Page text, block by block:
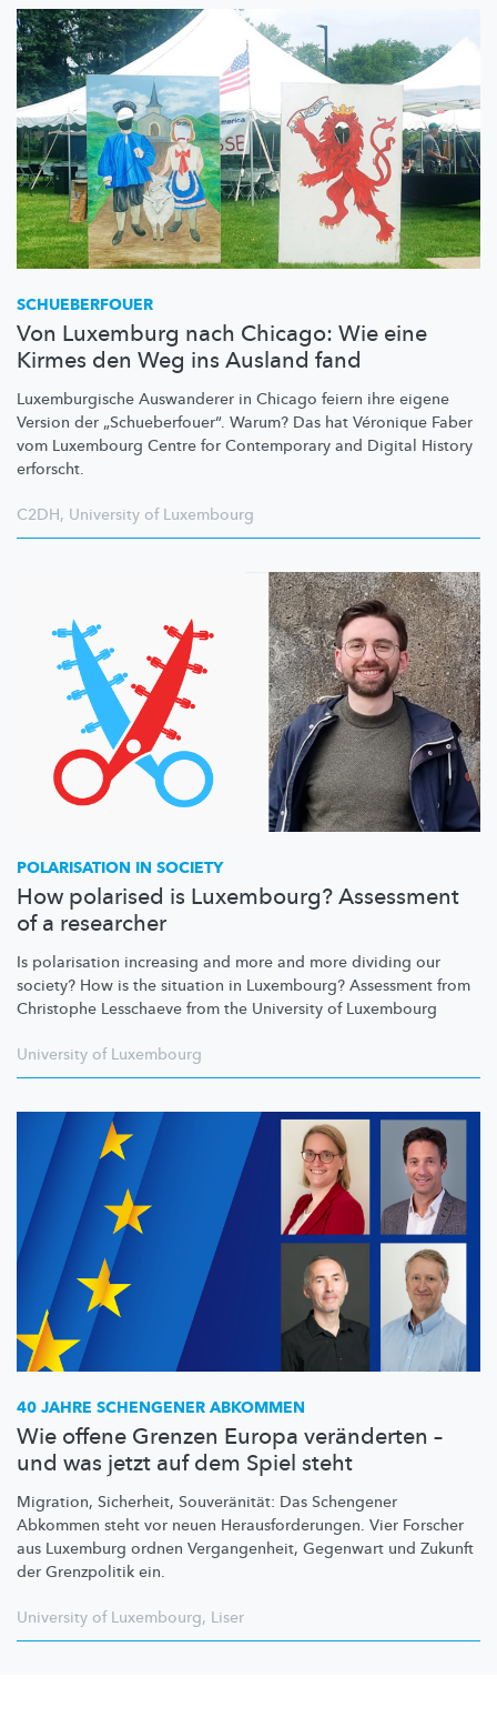
SCHUEBERFOUER
Von Luxemburg nach Chicago: Wie eine
Kirmes den Weg ins Ausland fand
Luxemburgische Auswanderer in Chicago feiern ihre eigene
Version der „Schueberfouer“. Warum? Das hat Véronique Faber
vom Luxembourg Centre for Contemporary and Digital History
erforscht.
C2DH, University of Luxembourg
POLARISATION IN SOCIETY
How polarised is Luxembourg? Assessment
of a researcher
Is polarisation increasing and more and more dividing our
society? How is the situation in Luxembourg? Assessment from
Christophe Lesschaeve from the University of Luxembourg
University of Luxembourg
40 JAHRE SCHENGENER ABKOMMEN
Wie offene Grenzen Europa veränderten –
und was jetzt auf dem Spiel steht
Migration, Sicherheit, Souveränität: Das Schengener
Abkommen steht vor neuen Herausforderungen. Vier Forscher
aus Luxemburg ordnen Vergangenheit, Gegenwart und Zukunft
der Grenzpolitik ein.
University of Luxembourg, Liser